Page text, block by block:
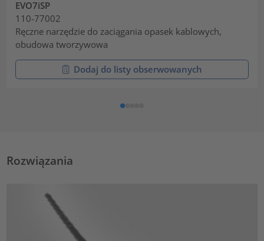
EVO7iSP
110-77002
Ręczne narzędzie do zaciągania opasek kablowych,
obudowa tworzywowa
Dodaj do listy obserwowanych
Rozwiązania